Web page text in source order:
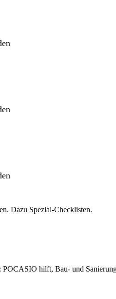
Dazu Spezial-Checklisten.
hilft, Bau- und